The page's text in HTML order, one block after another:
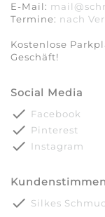
E-Mail:
Termine: nach
Kostenlose
Geschäft!
Social Media
done Facebook
done Pinterest
done Instagram
Kundenstimmen
done Silkes